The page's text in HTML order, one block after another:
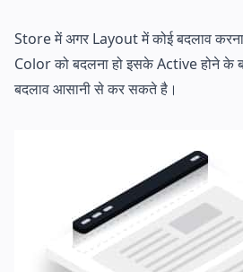
Store में अगर Layout में कोई बदलाव
Color को बदलना हो इसके Active होने के
बदलाव आसानी से कर सकते है।